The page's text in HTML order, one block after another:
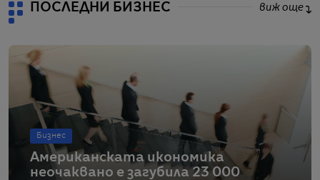
ПОСЛЕДНИ БИЗНЕС виж още
Бизнес
Американската икономика
неочаквано е загубила 23 000